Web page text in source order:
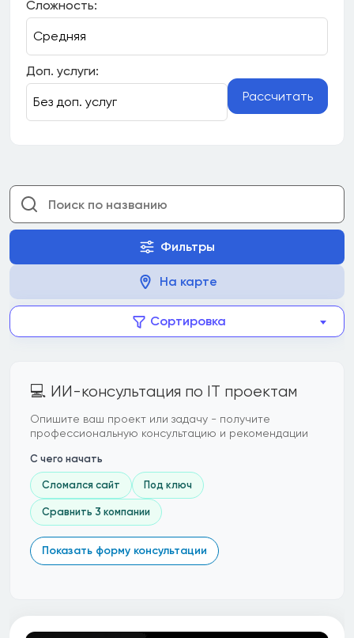
Сложность:
Доп. услуги:
Рассчитать
Фильтры
На карте
Сортировка
💻 ИИ-консультация по IT проектам
Опишите ваш проект или задачу - получите
профессиональную консультацию и рекомендации
С чего начать
Сломался сайт Под ключ
Сравнить 3 компании
Показать форму консультации